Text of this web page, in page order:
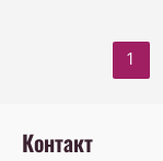
1
Контакт